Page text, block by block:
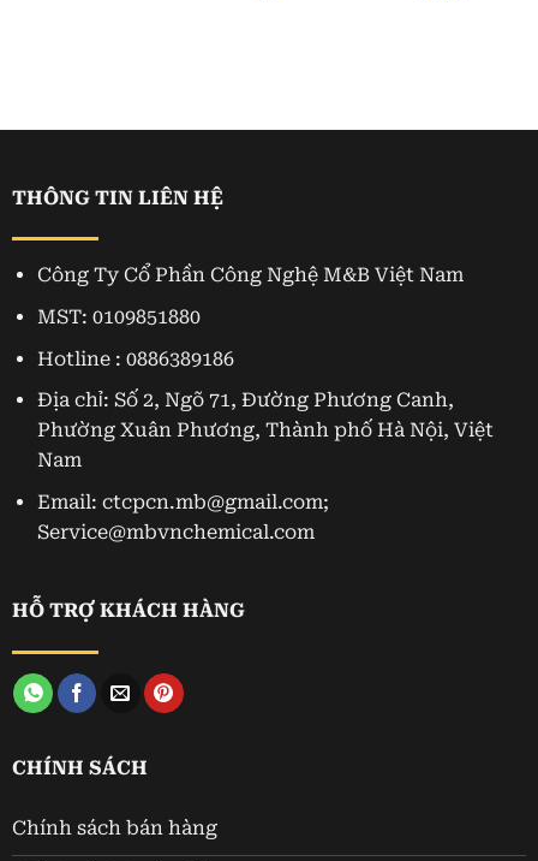
THÔNG TIN LIÊN HỆ
Công Ty Cổ Phần Công Nghệ M&B Việt Nam
MST: 0109851880
Hotline : 0886389186
Địa chỉ: Số 2, Ngõ 71, Đường Phương Canh,
Phường Xuân Phương, Thành phố Hà Nội, Việt
Nam
Email: ctcpcn.mb@gmail.com;
Service@mbvnchemical.com
HỖ TRỢ KHÁCH HÀNG
CHÍNH SÁCH
Chính sách bán hàng